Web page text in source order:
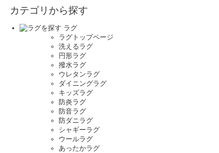
カテゴリから探す
ラグ
ラグトップページ
洗えるラグ
円形ラグ
撥水ラグ
ウレタンラグ
ダイニングラグ
キッズラグ
防炎ラグ
防音ラグ
防ダニラグ
シャギーラグ
ウールラグ
あったかラグ